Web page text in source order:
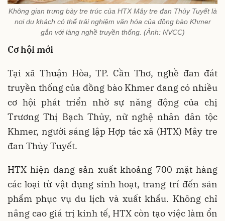
Không gian trưng bày tre trúc của HTX Mây tre đan Thủy Tuyết là
nơi du khách có thể trải nghiệm văn hóa của đồng bào Khmer
gắn với làng nghề truyền thống. (Ảnh: NVCC)
Cơ hội mới
Tại xã Thuận Hòa, TP. Cần Thơ, nghề đan đát
truyền thống của đồng bào Khmer đang có nhiều
cơ hội phát triển nhờ sự năng động của chị
Trương Thị Bạch Thủy, nữ nghệ nhân dân tộc
Khmer, người sáng lập Hợp tác xã (HTX) Mây tre
đan Thủy Tuyết.
HTX hiện đang sản xuất khoảng 700 mặt hàng
các loại từ vật dụng sinh hoạt, trang trí đến sản
phẩm phục vụ du lịch và xuất khẩu. Không chỉ
nâng cao giá trị kinh tế, HTX còn tạo việc làm ổn